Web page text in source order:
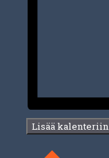
Lisää kalenteriin